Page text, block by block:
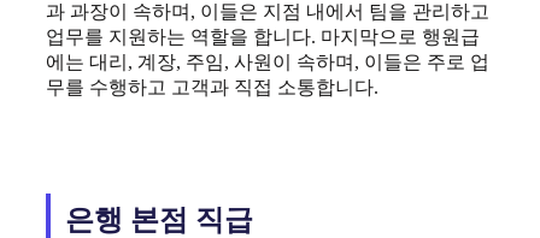
과 과장이 속하며, 이들은 지점 내에서 팀을 관리하고
업무를 지원하는 역할을 합니다. 마지막으로 행원급
에는 대리, 계장, 주임, 사원이 속하며, 이들은 주로 업
무를 수행하고 고객과 직접 소통합니다.
은행 본점 직급